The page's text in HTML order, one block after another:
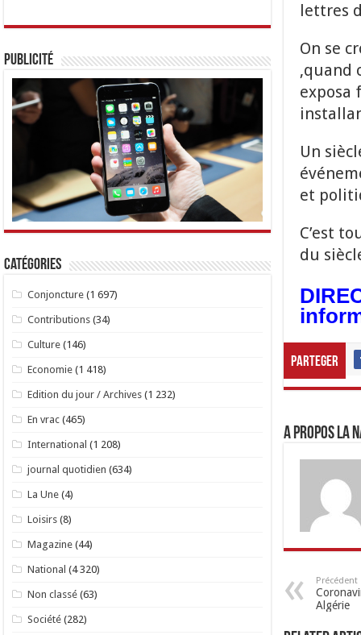
lettres
On se
,quand
exposa
Un
et
C’est
du
Parteger
A propos LA
Précédent
Algérie
Publicité
Catégories
Conjoncture (1 697)
Contributions (34)
Culture (146)
Economie (1 418)
Edition du jour / Archives (1 232)
En vrac (465)
International (1 208)
journal quotidien (634)
La Une (4)
Loisirs (8)
Magazine (44)
National (4 320)
Non classé (63)
Société (282)